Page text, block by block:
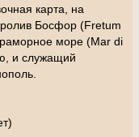
карта, на
Босфор (Fretum
море (Mar di
и служащий